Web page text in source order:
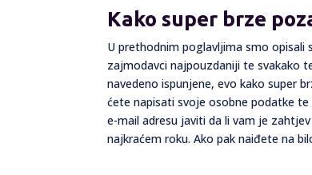
Kako super brze
U prethodnim poglavljima smo
zajmodavci najpouzdaniji te svakako
navedeno ispunjene, evo kako super
ćete napisati svoje osobne podatke
e-mail adresu javiti da li vam je
najkraćem roku. Ako pak naiđete na